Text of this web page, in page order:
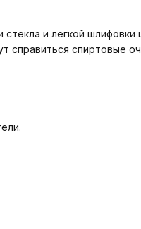
стекла и легкой
справиться спиртовые